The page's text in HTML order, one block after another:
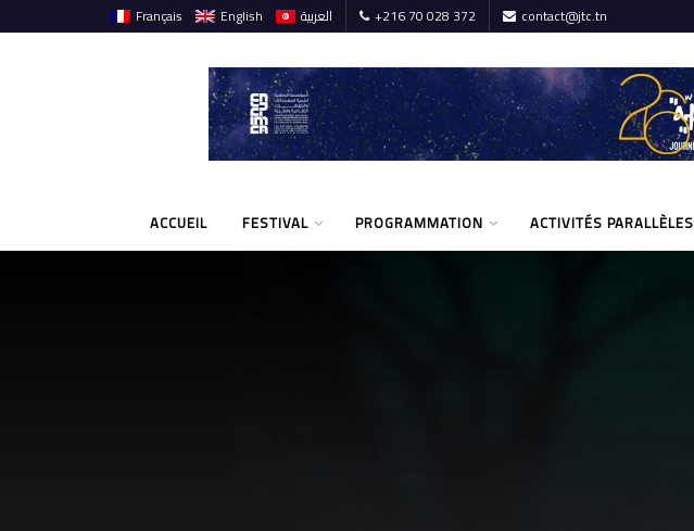
Français English العربية +216 70 028 372 contact@jtc.tn
ACCUEIL FESTIVAL PROGRAMMATION ACTIVITÉS PARALLÈLES